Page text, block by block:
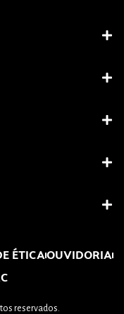
ÉTICAOUVIDORIA
reservados.